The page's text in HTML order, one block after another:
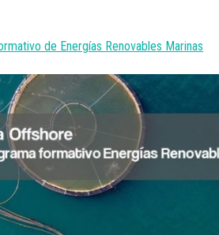
de Energías Renovables Marinas